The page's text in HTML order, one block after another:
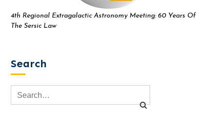
4th Regional Extragalactic Astronomy Meeting: 60 Years Of
The Sersic Law
Search